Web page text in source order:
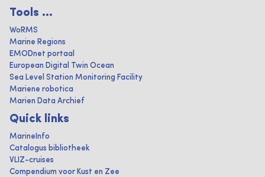
Tools ...
WoRMS
Marine Regions
EMODnet portaal
European Digital Twin Ocean
Sea Level Station Monitoring Facility
Mariene robotica
Marien Data Archief
Quick links
MarineInfo
Catalogus bibliotheek
VLIZ-cruises
Compendium voor Kust en Zee